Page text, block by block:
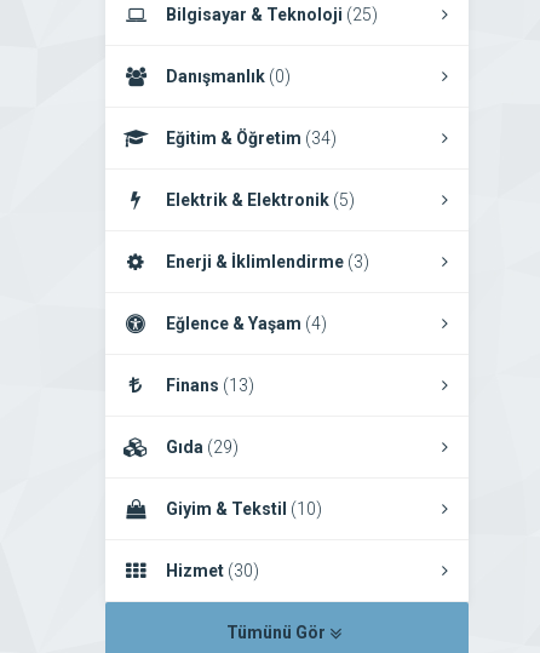
Bilgisayar & Teknoloji (25)
Danışmanlık (0)
Eğitim & Öğretim (34)
Elektrik & Elektronik (5)
Enerji & İklimlendirme (3)
Eğlence & Yaşam (4)
Finans (13)
Gıda (29)
Giyim & Tekstil (10)
Hizmet (30)
Tümünü Gör